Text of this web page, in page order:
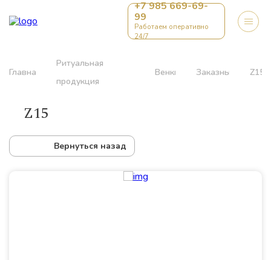
+7 985 669-69-
99
Работаем оперативно
24/7
Главная
Ритуальная
продукция
Венки Заказные Z15
Z15
Вернуться назад